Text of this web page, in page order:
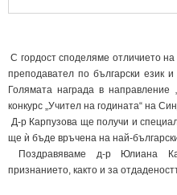
С гордост споделяме отличието
преподавател по български език
Голямата награда в направление
конкурс „Учител на годината“ на
Д-р Карпузова ще получи и
ще ѝ бъде връчена на най-
Поздравяваме д-р Юлиана
признанието, както и за